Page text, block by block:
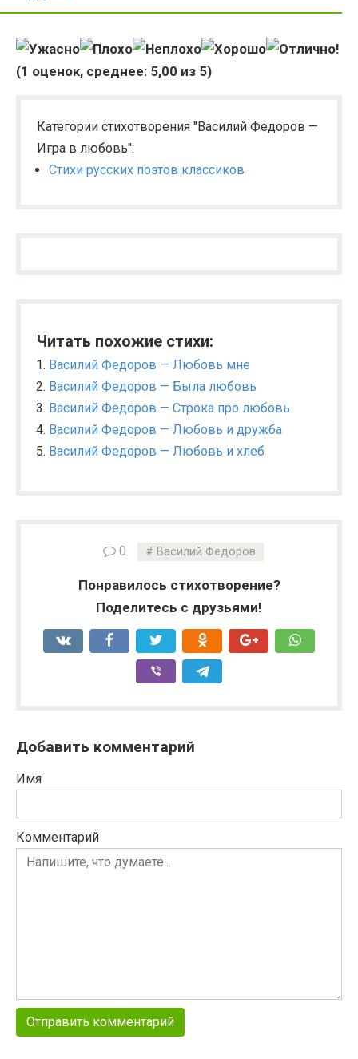
(1 оценок, среднее: 5,00 из 5)
Категории стихотворения "Василий Федоров —
Игра в любовь":
Стихи русских поэтов классиков
Читать похожие стихи:
Василий Федоров — Любовь мне
Василий Федоров — Была любовь
Василий Федоров — Строка про любовь
Василий Федоров — Любовь и дружба
Василий Федоров — Любовь и хлеб
0 Василий Федоров
Понравилось стихотворение?
Поделитесь с друзьями!
Добавить комментарий
Имя
Комментарий